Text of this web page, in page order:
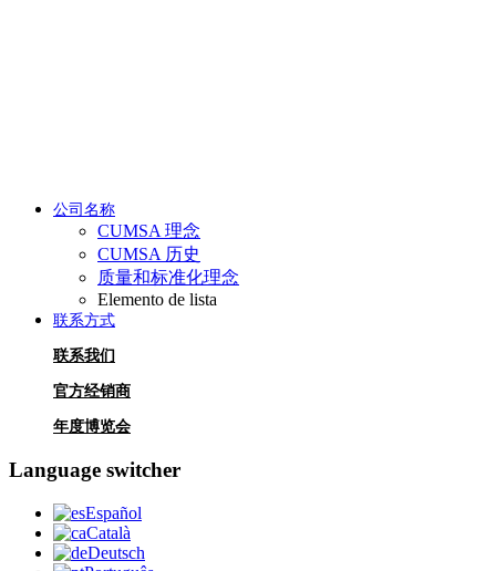
公司名称
CUMSA 理念
CUMSA 历史
质量和标准化理念
Elemento de lista
联系方式
联系我们
官方经销商
年度博览会
Language switcher
Español
Català
Deutsch